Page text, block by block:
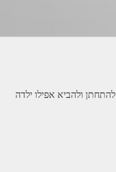
עלי ולא לעזוב איתי. ליאור עברו להם 15 שנה שזה המון שבהם הספקתי להתחתן ולהביא אפילו ילדה